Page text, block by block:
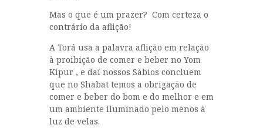
Mas o que é um prazer? Com certeza o
contrário da aflição!
A Torá usa a palavra aflição em relação
à proibição de comer e beber no Yom
Kipur , e daí nossos Sábios concluem
que no Shabat temos a obrigação de
comer e beber do bom e do melhor e em
um ambiente iluminado pelo menos à
luz de velas.